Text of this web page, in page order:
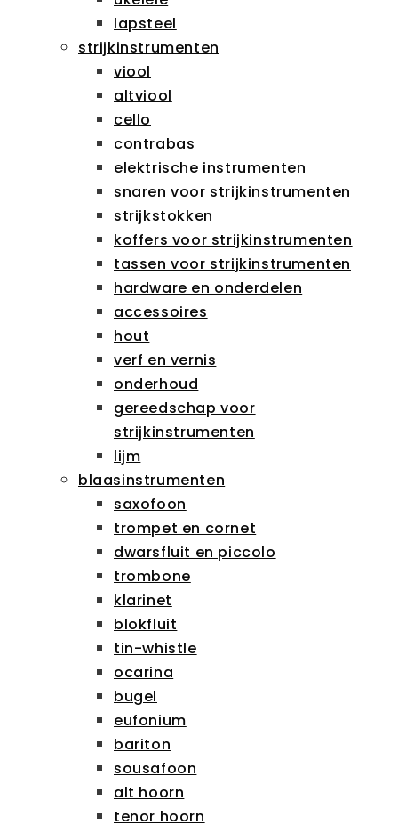
lapsteel
strijkinstrumenten
viool
altviool
cello
contrabas
elektrische instrumenten
snaren voor strijkinstrumenten
strijkstokken
koffers voor strijkinstrumenten
tassen voor strijkinstrumenten
hardware en onderdelen
accessoires
hout
verf en vernis
onderhoud
gereedschap voor
strijkinstrumenten
lijm
blaasinstrumenten
saxofoon
trompet en cornet
dwarsfluit en piccolo
trombone
klarinet
blokfluit
tin-whistle
ocarina
bugel
eufonium
bariton
sousafoon
alt hoorn
tenor hoorn